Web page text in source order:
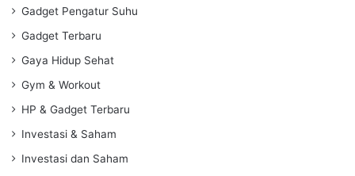
Gadget Pengatur Suhu
Gadget Terbaru
Gaya Hidup Sehat
Gym & Workout
HP & Gadget Terbaru
Investasi & Saham
Investasi dan Saham